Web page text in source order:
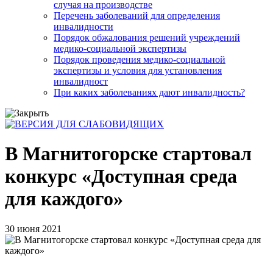
случая на производстве
Перечень заболеваний для определения
инвалидности
Порядок обжалования решений учреждений
медико-социальной экспертизы
Порядок проведения медико-социальной
экспертизы и условия для установления
инвалидност
При каких заболеваниях дают инвалидность?
В Магнитогорске стартовал
конкурс «Доступная среда
для каждого»
30 июня 2021